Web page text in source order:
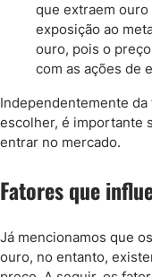
que extraem
exposição ao
ouro, pois o
com as ações de
Independentemente
escolher, é importante
entrar no mercado.
Fatores que
Já mencionamos que
ouro, no entanto,